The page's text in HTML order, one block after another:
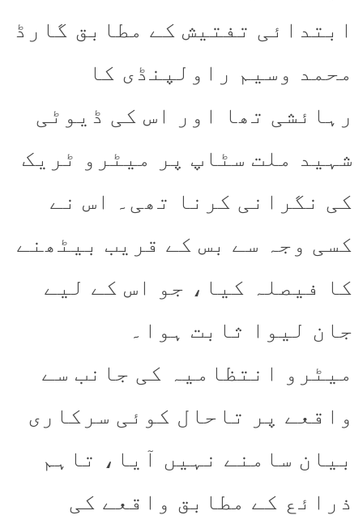
ابتدائی تفتیش کے مطابق گارڈ
محمد وسیم راولپنڈی کا
رہائشی تھا اور اس کی ڈیوٹی
شہید ملت سٹاپ پر میٹرو ٹریک
کی نگرانی کرنا تھی۔ اس نے
کسی وجہ سے بس کے قریب بیٹھنے
کا فیصلہ کیا، جو اس کے لیے
جان لیوا ثابت ہوا۔
میٹرو انتظامیہ کی جانب سے
واقعے پر تاحال کوئی سرکاری
بیان سامنے نہیں آیا، تاہم
ذرائع کے مطابق واقعے کی